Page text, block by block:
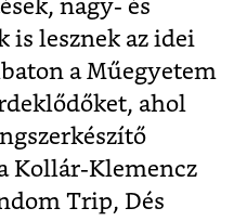
nagy- és
is lesznek az idei
a Műegyetem
ahol
Kollár-Klemencz
Trip, Dés